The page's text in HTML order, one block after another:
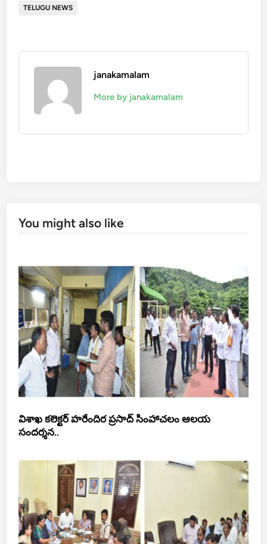
TELUGU NEWS
janakamalam
More by janakamalam
You might also like
విశాఖ కలెక్టర్ హరేందిర ప్రసాద్ సింహాచలం ఆలయ
సందర్శన..